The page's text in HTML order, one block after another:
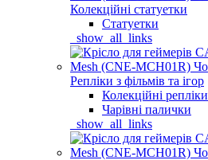
Колекційні статуетки
Статуетки
_show_all_links
Репліки з фільмів та ігор
Колекційні репліки
Чарівні палички
_show_all_links